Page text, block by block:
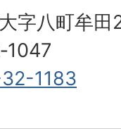
字八町牟
1183